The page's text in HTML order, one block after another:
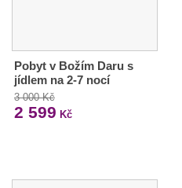
Pobyt v Božím Daru s
jídlem na 2-7 nocí
3 000 Kč
2 599 Kč